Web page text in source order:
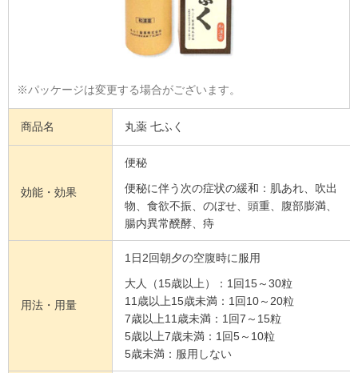
※パッケージは変更する場合がございます。
商品名 丸薬 七ふく
効能・効果
便秘
便秘に伴う次の症状の緩和：肌あれ、吹出
物、食欲不振、のぼせ、頭重、腹部膨満、
腸内異常醗酵、痔
用法・用量
1日2回朝夕の空腹時に服用
大人（15歳以上）：1回15～30粒
11歳以上15歳未満：1回10～20粒
7歳以上11歳未満：1回7～15粒
5歳以上7歳未満：1回5～10粒
5歳未満：服用しない